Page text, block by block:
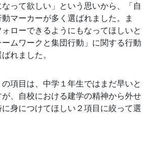
って欲しい」という思いから、「自
マーカーが多く選ばれました。ま
ローできるようにもなってほしいと
ムワークと集団行動」に関する行動
れました。
項目は、 中学１年生ではまだ早いと
、自校における建学の精神から外せ
身につけてほしい２項目に絞って選